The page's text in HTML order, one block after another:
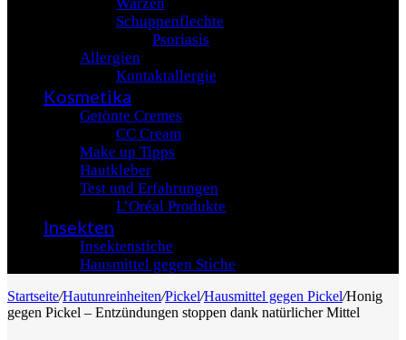
Schuppenflechte
Psoriasis
Allergien
Kontaktallergie
Kosmetika
Getönte Cremes
CC Cream
Make up Tipps
Hautkleber
Test und Erfahrungen
L’Oréal Produkte
Insekten
Insektenstiche
Hausmittel gegen Stiche
Startseite/Hautunreinheiten/Pickel/Hausmittel gegen Pickel/Honig
gegen Pickel – Entzündungen stoppen dank natürlicher Mittel